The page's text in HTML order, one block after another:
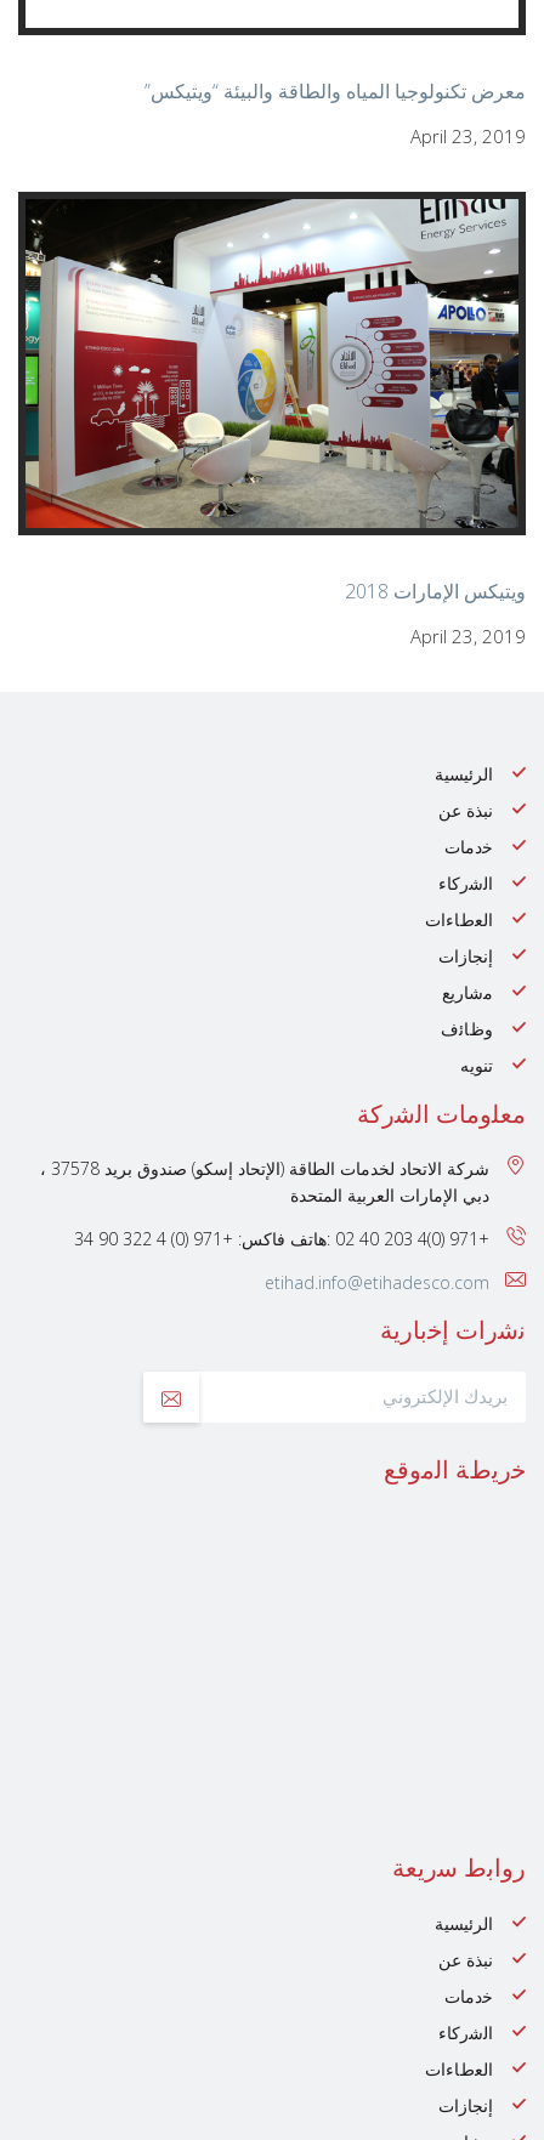
معرض تكنولوجيا المياه والطاقة والبيئة “ويتيكس”
April 23, 2019
ويتيكس الإمارات 2018
April 23, 2019
الرئيسية
نبذة عن
ﺧدﻣﺎت
اﻟﺷرﻛﺎء
اﻟﻌطﺎءات
إنجازات
ﻣﺷﺎرﯾﻊ
وظﺎﺋف
تنويه
ﻣﻌﻠوﻣﺎت اﻟﺷرﻛﺔ
شركة الاتحاد لخدمات الطاقة (الإتحاد إسكو) صندوق بريد 37578 ،
دبي الإمارات العربية المتحدة
+971 (0)4 203 40 02 :هاتف
فاكس: +971 (0) 4 322 90 34
etihad.info@etihadesco.com
ﻧﺷرات إﺧﺑﺎرﯾﺔ
ﺧرﯾطﺔ اﻟﻣوﻗﻊ
رواﺑط ﺳرﯾﻌﺔ
الرئيسية
نبذة عن
ﺧدﻣﺎت
اﻟﺷرﻛﺎء
اﻟﻌطﺎءات
إنجازات